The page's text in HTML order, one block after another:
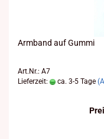
Arm­band auf Gummi
Art.Nr.: A7
Lieferzeit:
ca. 3-5 Tage